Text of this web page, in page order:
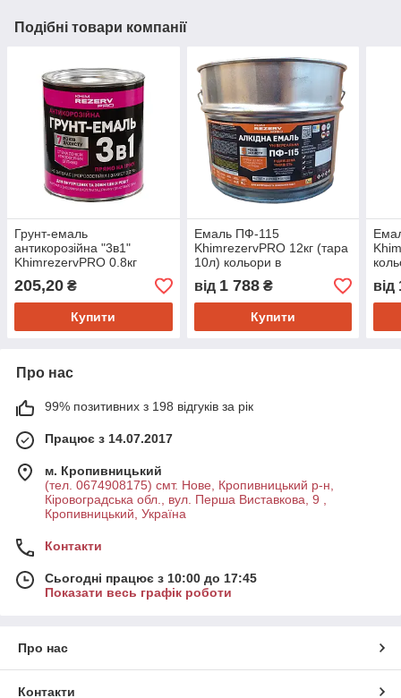
Подібні товари компанії
Грунт-емаль
антикорозійна "3в1"
KhimrezervPRO 0.8кг
кольори в асортименті
205,20 ₴
Купити
Емаль ПФ-115
KhimrezervPRO 12кг (тара
10л) кольори в
асортименті
від 1 788₴
Купити
від
Про нас
99% позитивних з 198 відгуків за рік
Працює з 14.07.2017
м. Кропивницький
(тел. 0674908175) смт. Нове, Кропивницький р-н,
Кіровоградська обл., вул. Перша Виставкова, 9 ,
Кропивницький, Україна
Контакти
Сьогодні працює з 10:00 до 17:45
Показати весь графік роботи
Про нас
Контакти